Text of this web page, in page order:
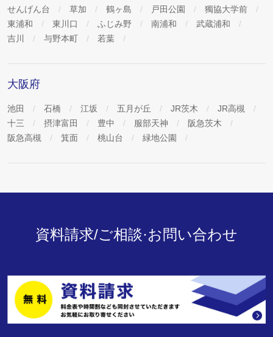
せんげん台
草加 鶴ヶ島 戸田公園
獨協大学前
東浦和
東川口 ふじみ野 南浦和
武蔵浦和
吉川
与野本町 若葉
大阪府
池田 石橋 江坂 五月が丘 JR茨木
JR高槻
十三
摂津富田 豊中 服部天神
阪急茨木
阪急高槻
箕面 桃山台 緑地公園
資料請求/ご相談·お問い合わせ